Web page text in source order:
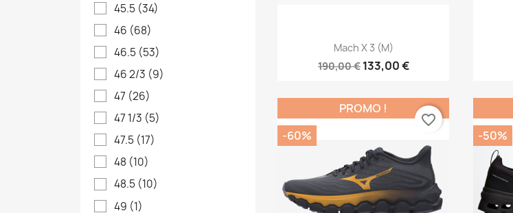
45.5 (34)
46 (68)
46.5 (53)
46 2/3 (9)
47 (26)
47 1/3 (5)
47.5 (17)
48 (10)
48.5 (10)
49 (1)
Aperçu rapide
Mach X 3 (M)
190,00 € 133,00 €
PROMO !
-60%
favorite_border
-50%